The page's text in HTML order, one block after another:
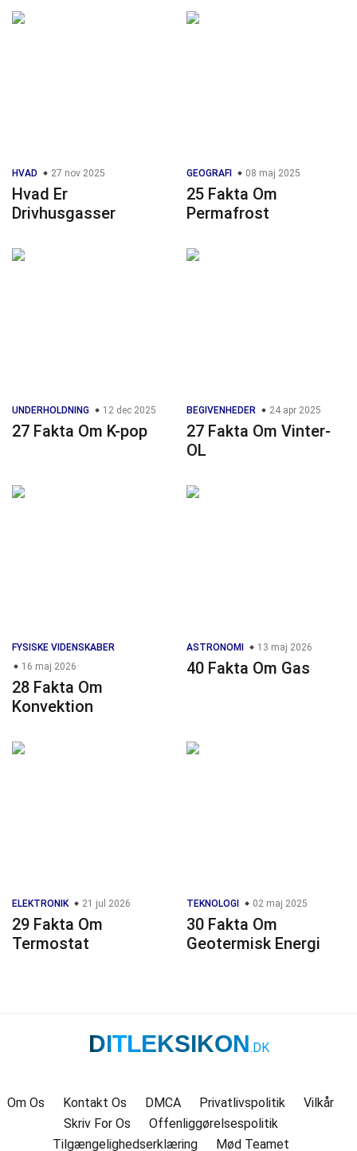
HVAD 27 nov 2025
Hvad Er
Drivhusgasser
GEOGRAFI 08 maj 2025
25 Fakta Om
Permafrost
UNDERHOLDNING 12 dec 2025
27 Fakta Om K-pop
BEGIVENHEDER 24 apr 2025
27 Fakta Om Vinter-
OL
FYSISKE VIDENSKABER
16 maj 2026
28 Fakta Om
Konvektion
ASTRONOMI 13 maj 2026
40 Fakta Om Gas
ELEKTRONIK 21 jul 2026
29 Fakta Om
Termostat
TEKNOLOGI 02 maj 2025
30 Fakta Om
Geotermisk Energi
DITLEKSIKON.DK
Om Os Kontakt Os DMCA Privatlivspolitik
Vilkår
Skriv For Os
Offenliggørelsespolitik
Tilgængelighedserklæring
Mød Teamet